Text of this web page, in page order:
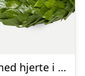
Krans med hjerte i klassisk stil – rød og hvid